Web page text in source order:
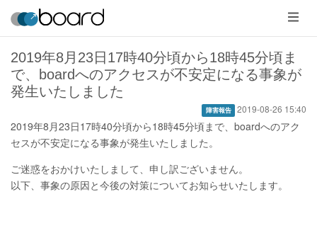
メ
ニ
ュ
ー
2019年8月23日17時40分頃から18時45分頃ま
で、boardへのアクセスが不安定になる事象が
発生いたしました
障害報告 2019-08-26 15:40
2019年8月23日17時40分頃から18時45分頃まで、boardへのアク
セスが不安定になる事象が発生いたしました。
ご迷惑をおかけいたしまして、申し訳ございません。
以下、事象の原因と今後の対策についてお知らせいたします。